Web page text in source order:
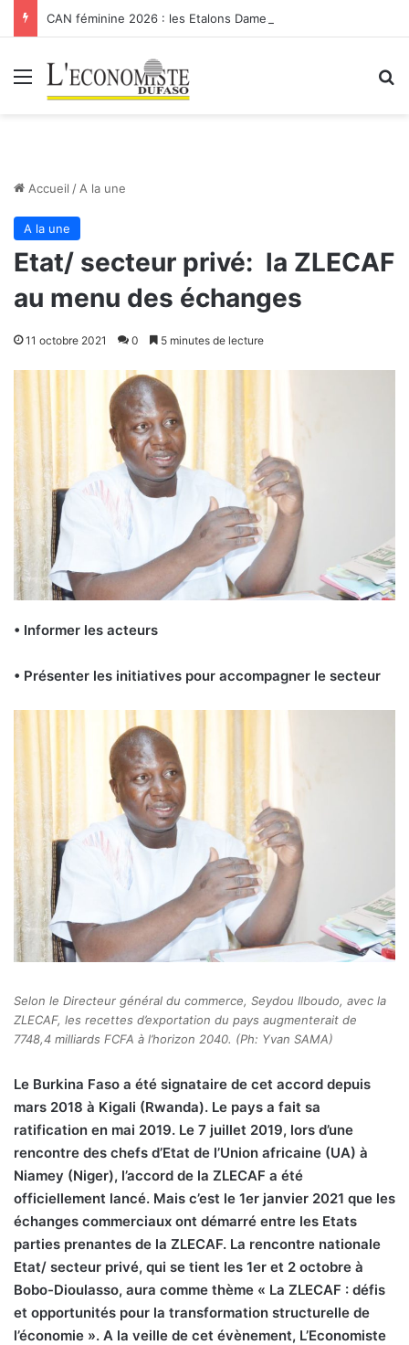
Menu
Accueil / A la une
A la une
Etat/ secteur privé: la ZLECAF
au menu des échanges
11 octobre 2021 0 5 minutes de lecture
• Informer les acteurs
• Présenter les initiatives pour accompagner le secteur
Selon le Directeur général du commerce, Seydou Ilboudo, avec la
ZLECAF, les recettes d’exportation du pays augmenterait de
7748,4 milliards FCFA à l’horizon 2040. (Ph: Yvan SAMA)
Le Burkina Faso a été signataire de cet accord depuis
mars 2018 à Kigali (Rwanda). Le pays a fait sa
ratification en mai 2019. Le 7 juillet 2019, lors d’une
rencontre des chefs d’Etat de l’Union africaine (UA) à
Niamey (Niger), l’accord de la ZLECAF a été
officiellement lancé. Mais c’est le 1er janvier 2021 que les
échanges commerciaux ont démarré entre les Etats
parties prenantes de la ZLECAF. La rencontre nationale
Etat/ secteur privé, qui se tient les 1er et 2 octobre à
Bobo-Dioulasso, aura comme thème « La ZLECAF : défis
et opportunités pour la transformation structurelle de
l’économie ». A la veille de cet évènement, L’Economiste